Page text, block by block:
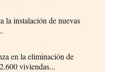
la instalación de nuevas
en la eliminación de
viviendas...